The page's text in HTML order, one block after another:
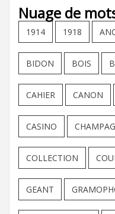
Nuage de
1914 1918
BIDON BOIS
CAHIER CANON
CASINO
COLLECTION
GEANT